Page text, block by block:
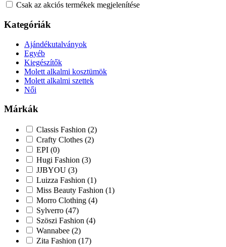
Csak az akciós termékek megjelenítése
Kategóriák
Ajándékutalványok
Egyéb
Kiegészítők
Molett alkalmi kosztümök
Molett alkalmi szettek
Női
Márkák
Classis Fashion (2)
Crafty Clothes (2)
EPI (0)
Hugi Fashion (3)
JJBYOU (3)
Luizza Fashion (1)
Miss Beauty Fashion (1)
Morro Clothing (4)
Sylverro (47)
Szöszi Fashion (4)
Wannabee (2)
Zita Fashion (17)